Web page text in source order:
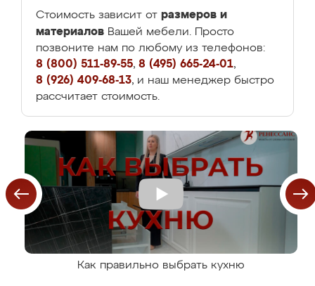
Стоимость зависит от размеров и
материалов Вашей мебели. Просто
позвоните нам по любому из телефонов:
8 (800) 511-89-55, 8 (495) 665-24-01,
8 (926) 409-68-13, и наш менеджер быстро
рассчитает стоимость.
Как правильно выбрать кухню